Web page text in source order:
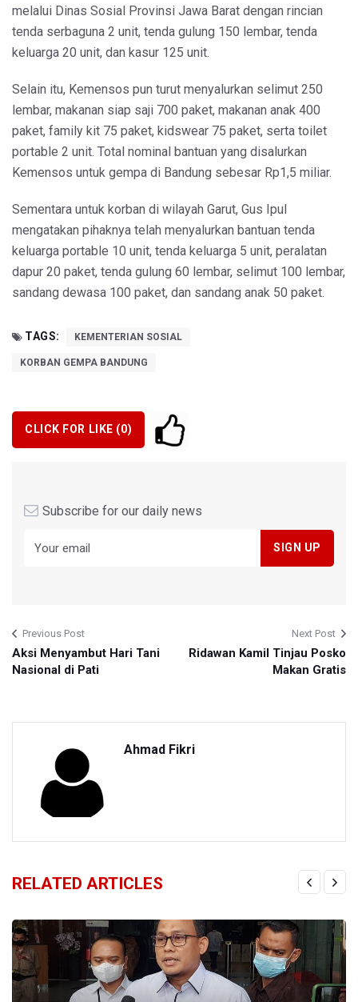
melalui Dinas Sosial Provinsi Jawa Barat dengan rincian
tenda serbaguna 2 unit, tenda gulung 150 lembar, tenda
keluarga 20 unit, dan kasur 125 unit.
Selain itu, Kemensos pun turut menyalurkan selimut 250
lembar, makanan siap saji 700 paket, makanan anak 400
paket, family kit 75 paket, kidswear 75 paket, serta toilet
portable 2 unit. Total nominal bantuan yang disalurkan
Kemensos untuk gempa di Bandung sebesar Rp1,5 miliar.
Sementara untuk korban di wilayah Garut, Gus Ipul
mengatakan pihaknya telah menyalurkan bantuan tenda
keluarga portable 10 unit, tenda keluarga 5 unit, peralatan
dapur 20 paket, tenda gulung 60 lembar, selimut 100 lembar,
sandang dewasa 100 paket, dan sandang anak 50 paket.
TAGS: KEMENTERIAN SOSIAL
KORBAN GEMPA BANDUNG
CLICK FOR LIKE (0)
Subscribe for our daily news
Previous Post
Aksi Menyambut Hari Tani
Nasional di Pati
Next Post
Ridawan Kamil Tinjau Posko
Makan Gratis
Ahmad Fikri
RELATED ARTICLES